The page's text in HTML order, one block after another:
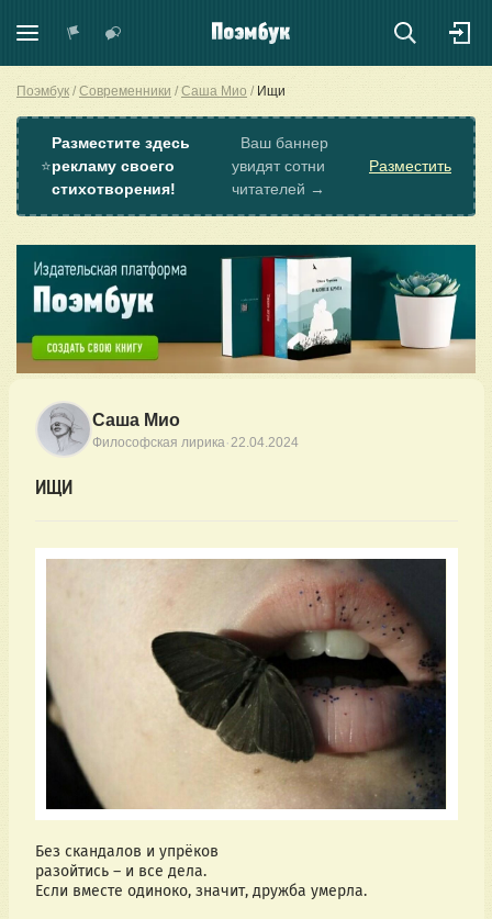
Поэмбук Современники Саша Мио Ищи
⭐
Разместите здесь
рекламу своего
стихотворения!
Ваш баннер
увидят сотни
читателей →
Разместить
Саша Мио
Философская лирика·22.04.2024
ИЩИ
Без скандалов и упрёков
разойтись – и все дела.
Если вместе одиноко, значит, дружба умерла.